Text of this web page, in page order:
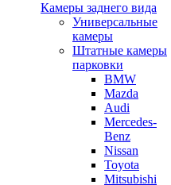
Камеры заднего вида
Универсальные
камеры
Штатные камеры
парковки
BMW
Mazda
Audi
Mercedes-
Benz
Nissan
Toyota
Mitsubishi